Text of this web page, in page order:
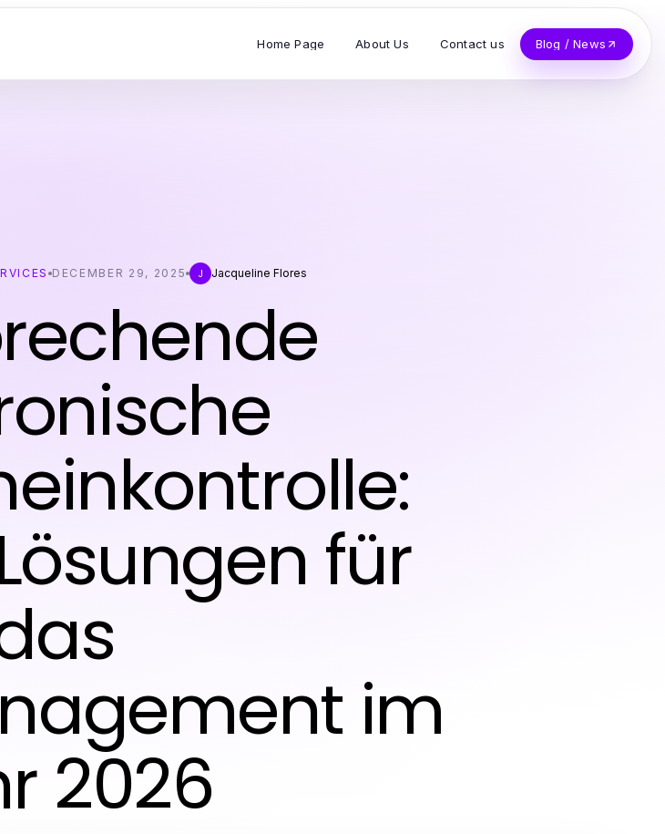
Home Page About Us Contact us Blog / News
DECEMBER 29, 2025 J Jacqueline Flores
für
im
2026